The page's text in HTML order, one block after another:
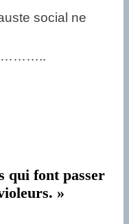
social ne
qui font passer
»